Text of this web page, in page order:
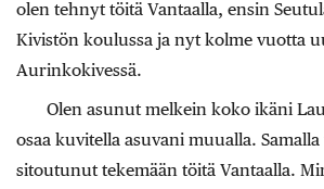
olen tehnyt töitä Vantaalla, ensin
Kivistön koulussa ja nyt kolme vuotta
Aurinkokivessä.
Olen asunut melkein koko ikäni
osaa kuvitella asuvani muualla.
sitoutunut tekemään töitä Vantaalla.